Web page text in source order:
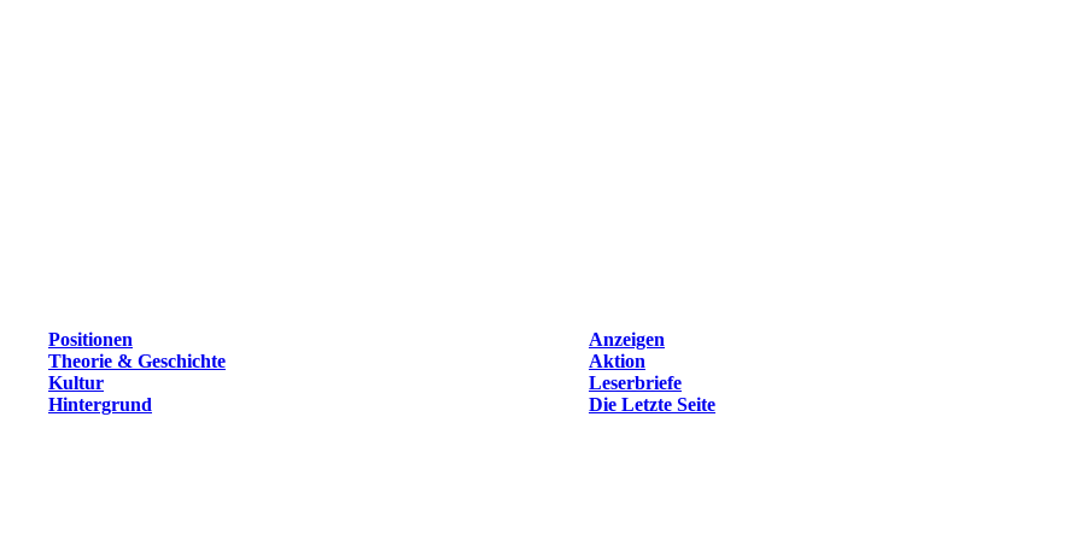
Positionen
Anzeigen
Theorie & Geschichte
Aktion
Kultur
Leserbriefe
Hintergrund Die Letzte Seite